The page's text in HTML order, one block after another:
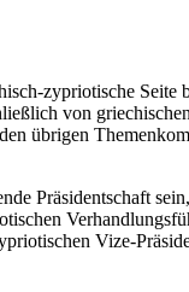
zypriotische Seite
von
übrigen
Präsidentschaft
Vize-